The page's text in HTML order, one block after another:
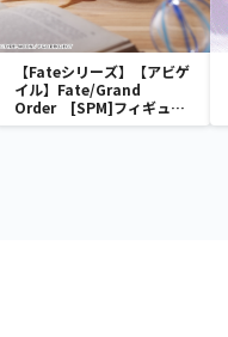
【Fateシリーズ】【アビゲ
イル】Fate/Grand
Order [SPM]フィギュ
ア“フォーリナー／アビゲ